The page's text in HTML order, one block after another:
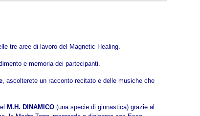
tre aree di lavoro del Magnetic Healing.
e memoria dei partecipanti.
, ascolterete un racconto recitato e delle musiche che
M.H. DINAMICO (una specie di ginnastica) grazie al